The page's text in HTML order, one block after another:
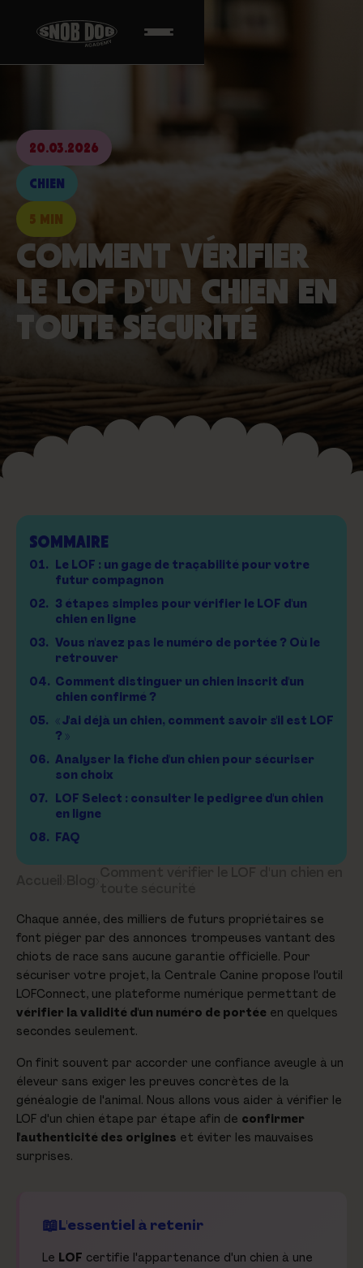
20.03.2026
CHIEN
5 MIN
COMMENT VÉRIFIER
LE LOF D'UN CHIEN EN
TOUTE SÉCURITÉ
SOMMAIRE
01. Le LOF : un gage de traçabilité pour votre
futur compagnon
02. 3 étapes simples pour vérifier le LOF d'un
chien en ligne
03. Vous n'avez pas le numéro de portée ? Où le
retrouver
04. Comment distinguer un chien inscrit d'un
chien confirmé ?
05. « J'ai déjà un chien, comment savoir s'il est LOF
? »
06. Analyser la fiche d'un chien pour sécuriser
son choix
07.
LOF Select : consulter le pedigree d'un chien
en ligne
08. FAQ
Chaque année, des milliers de futurs propriétaires se
font piéger par des annonces trompeuses vantant des
chiots de race sans aucune garantie officielle. Pour
sécuriser votre projet, la Centrale Canine propose l'outil
LOFConnect, une plateforme numérique permettant de
vérifier la validité d'un numéro de portée en quelques
secondes seulement.
On finit souvent par accorder une confiance aveugle à un
éleveur sans exiger les preuves concrètes de la
généalogie de l'animal. Nous allons vous aider à vérifier le
LOF d'un chien étape par étape afin de confirmer
l'authenticité des origines et éviter les mauvaises
surprises.
L'essentiel à retenir
Le LOF certifie l'appartenance d'un chien à une